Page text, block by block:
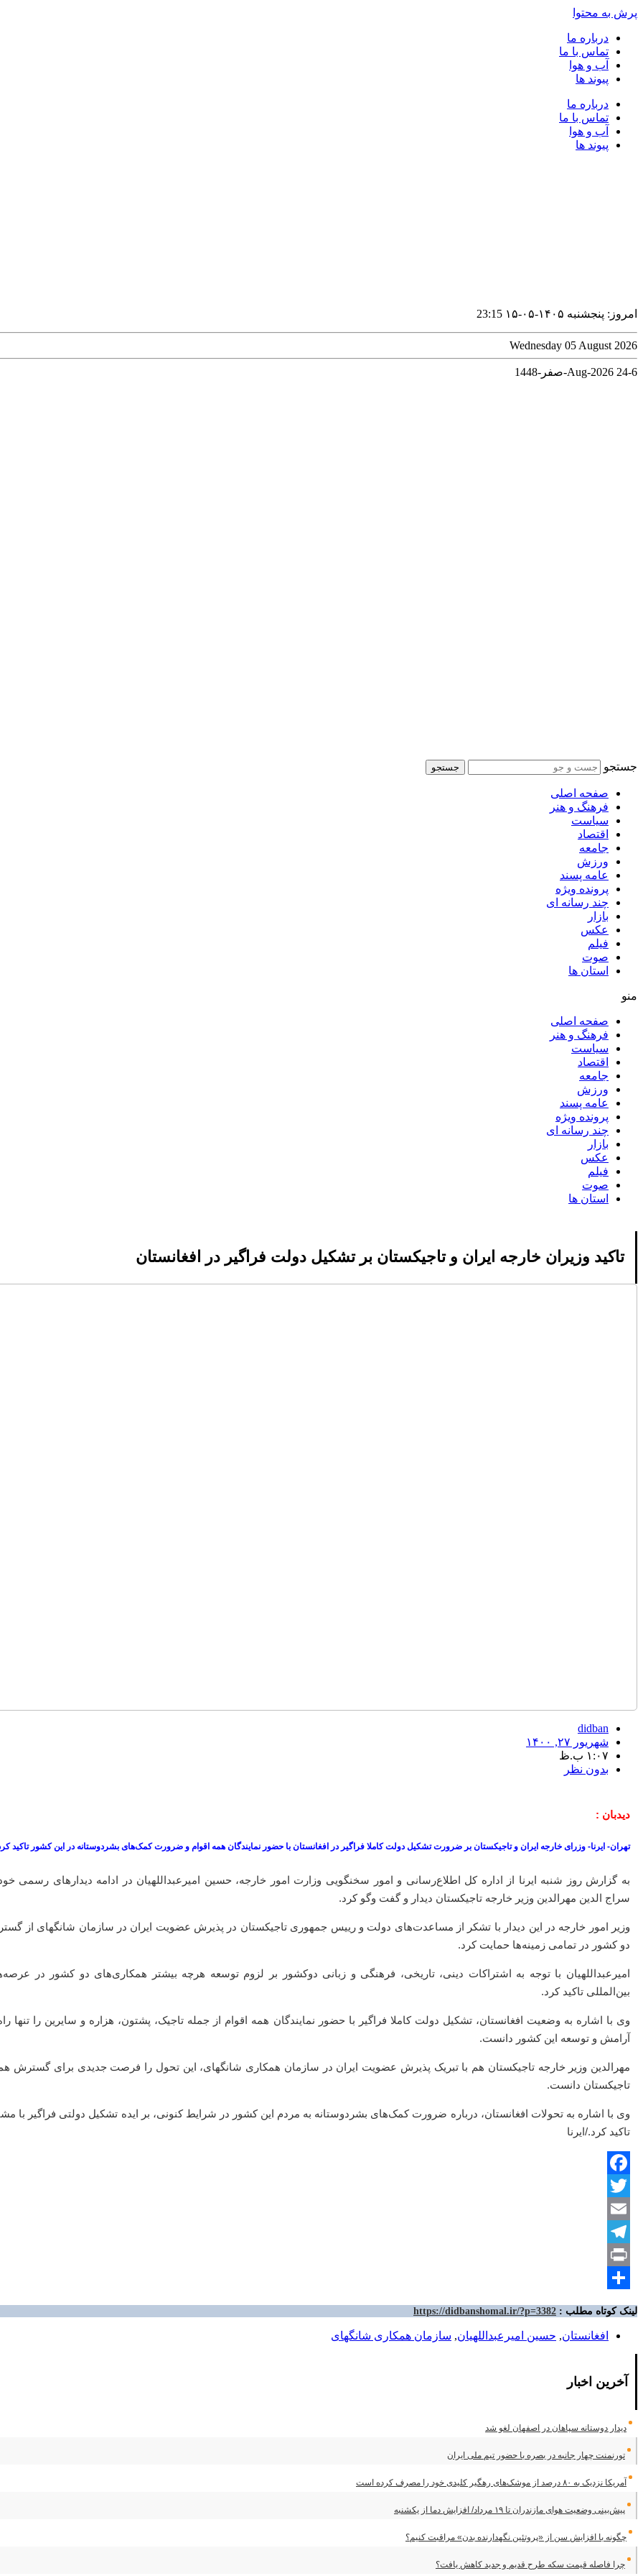
پرش به محتوا
درباره ما
تماس با ما
آب و هوا
پیوند ها
درباره ما
تماس با ما
آب و هوا
پیوند ها
امروز: پنجشنبه ۱۴۰۵-۰۵-۱۵ 23:15
Wednesday 05 August 2026
6-Aug-2026 24-صفر-1448
جستجو جستجو
صفحه اصلی
فرهنگ و هنر
سیاست
اقتصاد
جامعه
ورزش
عامه پسند
پرونده ویژه
چند رسانه ای
بازار
عکس
فیلم
صوت
استان ها
منو
صفحه اصلی
فرهنگ و هنر
سیاست
اقتصاد
جامعه
ورزش
عامه پسند
پرونده ویژه
چند رسانه ای
بازار
عکس
فیلم
صوت
استان ها
تاکید وزیران خارجه ایران و تاجیکستان بر تشکیل دولت فراگیر در افغانستان
didban
شهریور ۲۷, ۱۴۰۰
۱:۰۷ ب.ظ
بدون نظر
دیدبان :
تهران- ایرنا- وزرای خارجه ایران و تاجیکستان بر ضرورت تشکیل دولت کاملا فراگیر در افغانستان با حضور نمایندگان همه اقوام و ضرورت کمک‌های بشردوستانه در این کشور تاکید
به گزارش روز شنبه ایرنا از اداره کل اطلاع‌رسانی و امور سخنگویی وزارت امور خارجه، حسین امیرعبداللهیان در ادامه دیدارهای رسمی
سراج الدین مهرالدین وزیر خارجه تاجیکستان دیدار و گفت وگو کرد.
وزیر امور خارجه در این دیدار با تشکر از مساعدت‌های دولت و رییس جمهوری تاجیکستان در پذیرش عضویت ایران در سازمان شانگهای از
دو کشور در تمامی زمینه‌ها حمایت کرد.
امیرعبداللهیان با توجه به اشتراکات دینی، تاریخی، فرهنگی و زبانی دوکشور بر لزوم توسعه هرچه بیشتر همکاری‌های دو کشور در
بین‌المللی تاکید کرد.
وی با اشاره به وضعیت افغانستان، تشکیل دولت کاملا فراگیر با حضور نمایندگان همه اقوام از جمله تاجیک، پشتون، هزاره و سایرین را تنها
آرامش و توسعه این کشور دانست.
مهرالدین وزیر خارجه تاجیکستان هم با تبریک پذیرش عضویت ایران در سازمان همکاری شانگهای، این تحول را فرصت جدیدی برای گسترش
تاجیکستان دانست.
وی با اشاره به تحولات افغانستان، درباره ضرورت کمک‌های بشردوستانه به مردم این کشور در شرایط کنونی، بر ایده تشکیل دولتی فراگیر با
تاکید کرد./ایرنا
Facebook
Twitter
Email
Telegram
Print
لینک کوتاه مطلب : https://didbanshomal.ir/?p=3382
افغانستان, حسین امیرعبداللهیان, سازمان همکاری شانگهای
آخرین اخبار
دیدار دوستانه سپاهان در اصفهان لغو شد
تورنمنت چهار جانبه در بصره با حضور تیم ملی ایران
آمریکا نزدیک به ۸۰ درصد از موشک‌های رهگیر کلیدی خود را مصرف کرده است
پیش‌بینی وضعیت هوای مازندران تا ۱۹ مرداد/ افزایش دما از یکشنبه
چگونه با افزایش سن از «پروتئین نگهدارنده بدن» مراقبت کنیم؟
چرا فاصله قیمت سکه طرح قدیم و جدید کاهش یافت؟